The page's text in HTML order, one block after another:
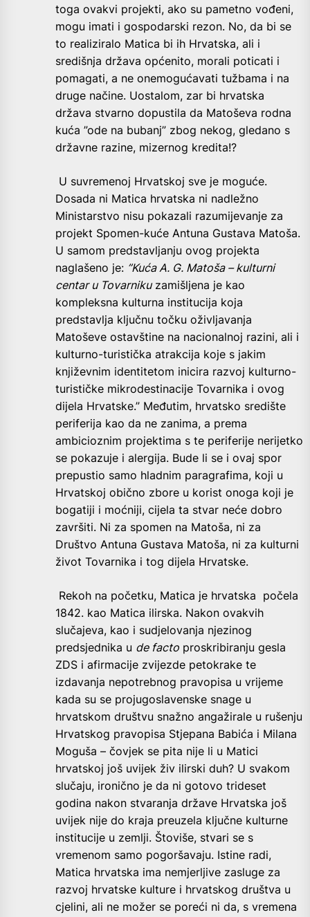
toga ovakvi projekti, ako su pametno vođeni,
mogu imati i gospodarski rezon. No, da bi se
to realiziralo Matica bi ih Hrvatska, ali i
središnja država općenito, morali poticati i
pomagati, a ne onemogućavati tužbama i na
druge načine. Uostalom, zar bi hrvatska
država stvarno dopustila da Matoševa rodna
kuća ”ode na bubanj” zbog nekog, gledano s
državne razine, mizernog kredita!?
U suvremenoj Hrvatskoj sve je moguće.
Dosada ni Matica hrvatska ni nadležno
Ministarstvo nisu pokazali razumijevanje za
projekt Spomen-kuće Antuna Gustava Matoša.
U samom predstavljanju ovog projekta
naglašeno je: ”Kuća A. G. Matoša – kulturni
centar u Tovarnikuzamišljena je kao
kompleksna kulturna institucija koja
predstavlja ključnu točku oživljavanja
Matoševe ostavštine na nacionalnoj razini, ali i
kulturno-turistička atrakcija koje s jakim
književnim identitetom inicira razvoj kulturno-
turističke mikrodestinacije Tovarnika i ovog
dijela Hrvatske.” Međutim, hrvatsko središte
periferija kao da ne zanima, a prema
ambicioznim projektima s te periferije nerijetko
se pokazuje i alergija. Bude li se i ovaj spor
prepustio samo hladnim paragrafima, koji u
Hrvatskoj obično zbore u korist onoga koji je
bogatiji i moćniji, cijela ta stvar neće dobro
završiti. Ni za spomen na Matoša, ni za
Društvo Antuna Gustava Matoša, ni za kulturni
život Tovarnika i tog dijela Hrvatske.
Rekoh na početku, Matica je hrvatska počela
1842. kao Matica ilirska. Nakon ovakvih
slučajeva, kao i sudjelovanja njezinog
predsjednika u de facto proskribiranju gesla
ZDS i afirmacije zvijezde petokrake te
izdavanja nepotrebnog pravopisa u vrijeme
kada su se projugoslavenske snage u
hrvatskom društvu snažno angažirale u rušenju
Hrvatskog pravopisa Stjepana Babića i Milana
Moguša – čovjek se pita nije li u Matici
hrvatskoj još uvijek živ ilirski duh? U svakom
slučaju, ironično je da ni gotovo trideset
godina nakon stvaranja države Hrvatska još
uvijek nije do kraja preuzela ključne kulturne
institucije u zemlji. Štoviše, stvari se s
vremenom samo pogoršavaju. Istine radi,
Matica hrvatska ima nemjerljive zasluge za
razvoj hrvatske kulture i hrvatskog društva u
cjelini, ali ne možer se poreći ni da, s vremena